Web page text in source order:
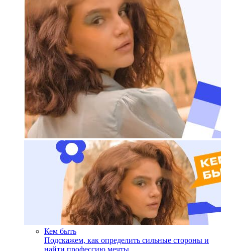
Кем быть
Подскажем, как определить сильные стороны и
найти профессию мечты